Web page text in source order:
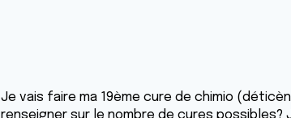
Je vais faire ma 19ème cure de chimio
renseigner sur le nombre de cures possibles?